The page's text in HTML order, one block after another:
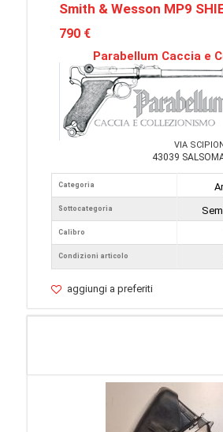
Smith & Wesson MP9
790 €
Parabellum Caccia e
VIA
43039
Categoria
Sottocategoria
Calibro
Condizioni articolo
aggiungi a preferiti